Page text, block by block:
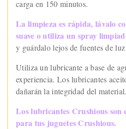
carga en 150 minutos.
La limpieza es rápida, lávalo
suave o utiliza un spray
y guárdalo lejos de fuentes de
Utiliza un lubricante a base de
experiencia. Los lubricantes
dañarán la integridad del material.
Los lubricantes Crushious son
para tus juguetes Crushious.